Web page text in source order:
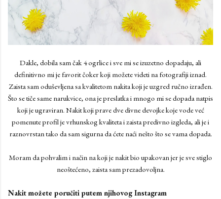
Dakle, dobila sam čak 4 ogrlice i sve mi se izuzetno dopadaju, ali
definitivno mi je favorit čoker koji možete videti na fotografiji iznad.
Zaista sam oduševljena sa kvalitetom nakita koji je uzgred ručno izrađen.
Što se tiče same narukvice, ona je preslatka i mnogo mi se dopada natpis
koji je ugraviran. Nakit koji prave dve divne devojke koje vode već
pomenute profil je vrhunskog kvaliteta i zaista predivno izgleda, ali je i
raznovrstan tako da sam sigurna da ćete naći nešto što se vama dopada.
Moram da pohvalim i način na koji je nakit bio upakovan jer je sve stiglo
neoštećeno, zaista sam prezadovoljna.
Nakit možete poručiti putem njihovog Instagram